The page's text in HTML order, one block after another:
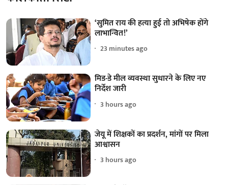
‘सुमित राय की हत्या हुई तो अभिषेक होंगे
लाभान्वित!’
23 minutes ago
मिड-डे मील व्यवस्था सुधारने के लिए नए
निर्देश जारी
3 hours ago
जेयू में शिक्षकों का प्रदर्शन, मांगों पर मिला
आश्वासन
3 hours ago